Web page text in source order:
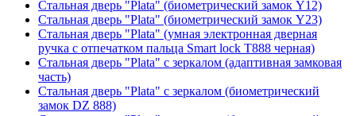
Стальная дверь "Plata" (биометрический замок Y12)
Стальная дверь "Plata" (биометрический замок Y23)
Стальная дверь "Plata" (умная электронная дверная
ручка с отпечатком пальца Smart lock T888 черная)
Стальная дверь "Plata" с зеркалом (адаптивная замковая
часть)
Стальная дверь "Plata" с зеркалом (биометрический
замок DZ 888)